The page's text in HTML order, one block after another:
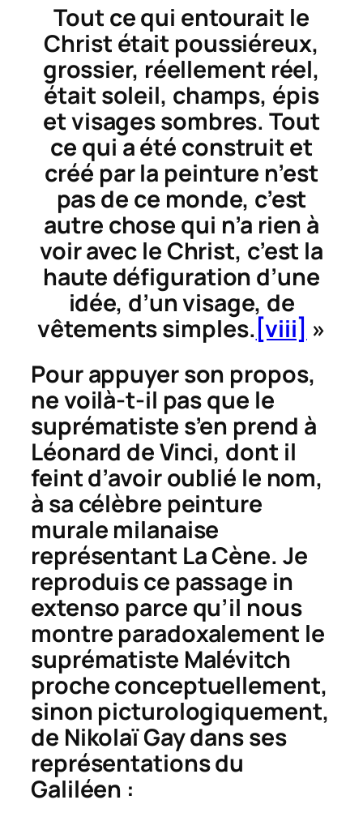
Tout ce qui entourait le
Christ était poussiéreux,
grossier, réellement réel,
était soleil, champs, épis
et visages sombres. Tout
ce qui a été construit et
créé par la peinture n’est
pas de ce monde, c’est
autre chose qui n’a rien à
voir avec le Christ, c’est la
haute défiguration d’une
idée, d’un visage, de
vêtements simples. [viii] »
Pour appuyer son propos,
ne voilà-t-il pas que le
suprématiste s’en prend à
Léonard de Vinci, dont il
feint d’avoir oublié le nom,
à sa célèbre peinture
murale milanaise
représentant La Cène. Je
reproduis ce passage in
extenso parce qu’il nous
montre paradoxalement le
suprématiste Malévitch
proche conceptuellement,
sinon picturologiquement,
de Nikolaï Gay dans ses
représentations du
Galiléen :